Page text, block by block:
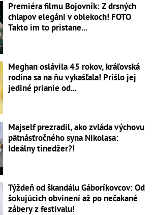
Premiéra filmu Bojovník: Z drsných
chlapov elegáni v oblekoch! FOTO
Takto im to pristane...
Meghan oslávila 45 rokov, kráľovská
rodina sa na ňu vykašľala! Prišlo jej
jediné prianie od...
Majself prezradil, ako zvláda výchovu
pätnásťročného syna Nikolasa:
Ideálny tínedžer?!
Týždeň od škandálu Gáboríkovcov: Od
šokujúcich obvinení až po nečakané
zábery z festivalu!